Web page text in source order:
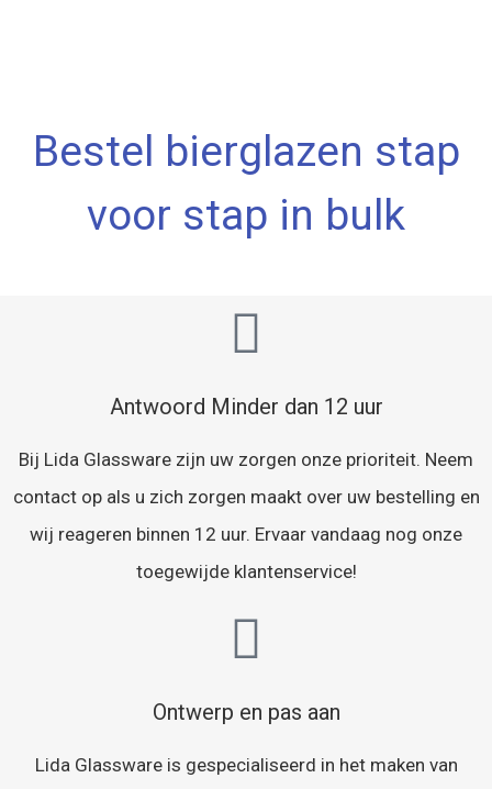
Bestel bierglazen stap
voor stap in bulk
Antwoord Minder dan 12 uur
Bij Lida Glassware zijn uw zorgen onze prioriteit. Neem
contact op als u zich zorgen maakt over uw bestelling en
wij reageren binnen 12 uur. Ervaar vandaag nog onze
toegewijde klantenservice!
Ontwerp en pas aan
Lida Glassware is gespecialiseerd in het maken van